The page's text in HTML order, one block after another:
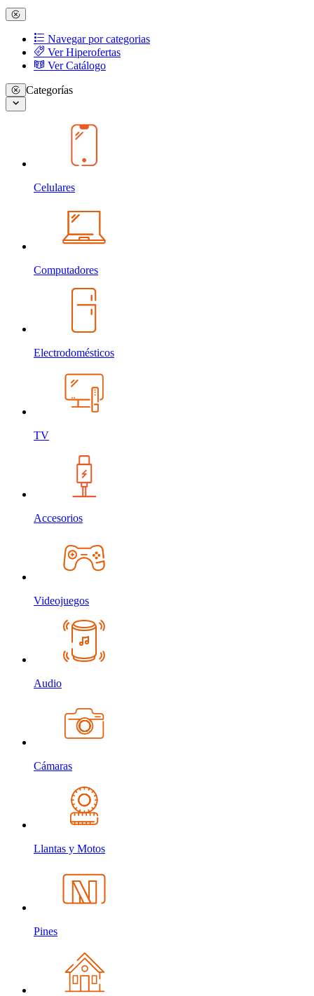
Navegar por categorias
Ver Hiperofertas
Ver Catálogo
Categorías
Celulares
Computadores
Electrodomésticos
TV
Accesorios
Videojuegos
Audio
Cámaras
Llantas y Motos
Pines